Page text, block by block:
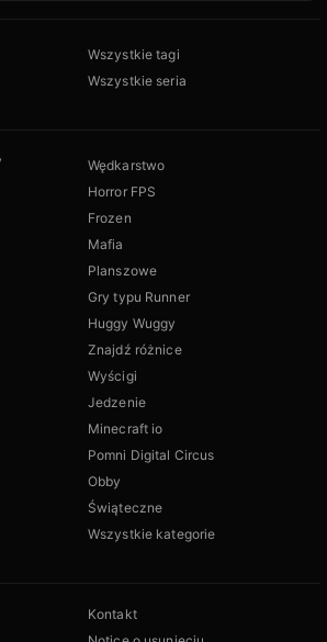
Wszystkie tagi
Wszystkie seria
Wędkarstwo
Horror FPS
Frozen
Mafia
Planszowe
Gry typu Runner
Huggy Wuggy
Znajdź różnice
Wyścigi
Jedzenie
Minecraft io
Pomni Digital Circus
Obby
Świąteczne
Wszystkie kategorie
Kontakt